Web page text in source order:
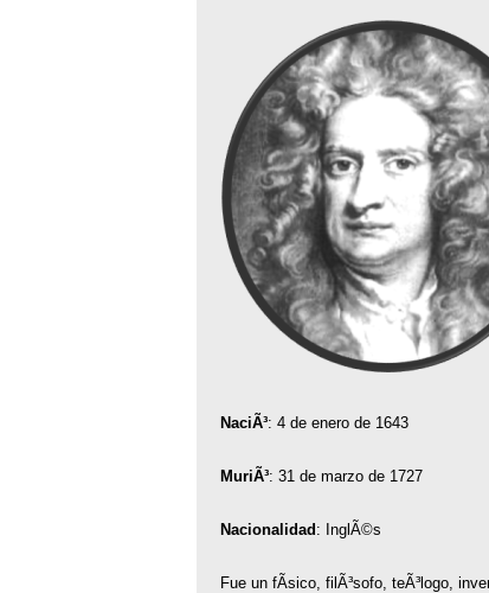
NaciÃ³: 4 de enero de 1643
MuriÃ³: 31 de marzo de 1727
Nacionalidad : InglÃ©s
Fue un fÃ­sico, filÃ³sofo, teÃ³logo,